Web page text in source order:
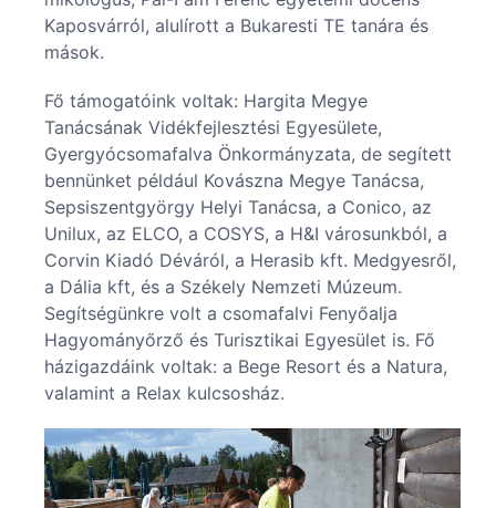
Kaposvárról, alulírott a Bukaresti TE tanára és
mások.
Fő támogatóink voltak: Hargita Megye
Tanácsának Vidékfejlesztési Egyesülete,
Gyergyócsomafalva Önkormányzata, de segített
bennünket például Kovászna Megye Tanácsa,
Sepsiszentgyörgy Helyi Tanácsa, a Conico, az
Unilux, az ELCO, a COSYS, a H&I városunkból, a
Corvin Kiadó Déváról, a Herasib kft. Medgyesről,
a Dália kft, és a Székely Nemzeti Múzeum.
Segítségünkre volt a csomafalvi Fenyőalja
Hagyományőrző és Turisztikai Egyesület is. Fő
házigazdáink voltak: a Bege Resort és a Natura,
valamint a Relax kulcsosház.